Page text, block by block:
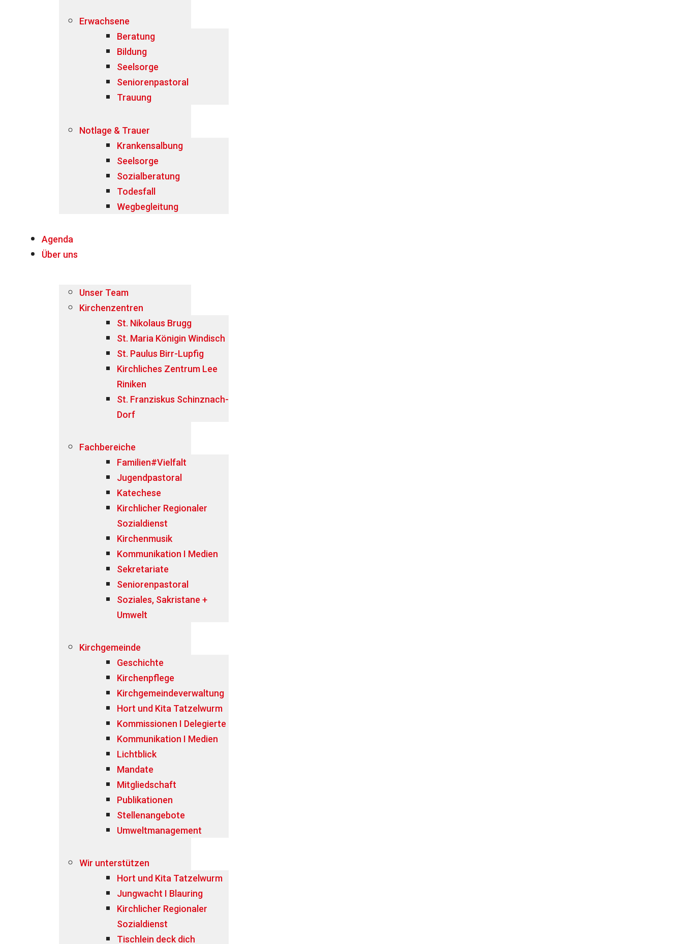
Erwachsene
Beratung
Bildung
Seelsorge
Seniorenpastoral
Trauung
Notlage & Trauer
Krankensalbung
Seelsorge
Sozialberatung
Todesfall
Wegbegleitung
Agenda
Über uns
Unser Team
Kirchenzentren
St. Nikolaus Brugg
St. Maria Königin Windisch
St. Paulus Birr-Lupfig
Kirchliches Zentrum Lee
Riniken
St. Franziskus Schinznach-
Dorf
Fachbereiche
Familien#Vielfalt
Jugendpastoral
Katechese
Kirchlicher Regionaler
Sozialdienst
Kirchenmusik
Kommunikation I Medien
Sekretariate
Seniorenpastoral
Soziales, Sakristane +
Umwelt
Kirchgemeinde
Geschichte
Kirchenpflege
Kirchgemeindeverwaltung
Hort und Kita Tatzelwurm
Kommissionen I Delegierte
Kommunikation I Medien
Lichtblick
Mandate
Mitgliedschaft
Publikationen
Stellenangebote
Umweltmanagement
Wir unterstützen
Hort und Kita Tatzelwurm
Jungwacht I Blauring
Kirchlicher Regionaler
Sozialdienst
Tischlein deck dich